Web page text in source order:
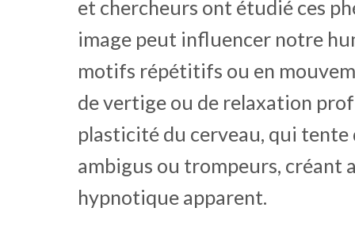
et chercheurs ont étudié ces
image peut influencer notre
motifs répétitifs ou en
de vertige ou de relaxation
plasticité du cerveau, qui tente
ambigus ou trompeurs, créant
hypnotique apparent.